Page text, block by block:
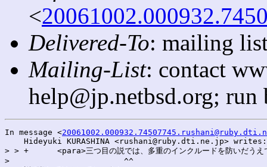
<
Delivered-To: mailing
Mailing-List: contact
help@jp.netbsd.org;
In message <
    Hideyuki KURASHINA <rushani@ruby.dti.ne.jp> writes:
> > +      <para>三つ目の説では、多重のインクルードを防いだうえ
>                        ^^